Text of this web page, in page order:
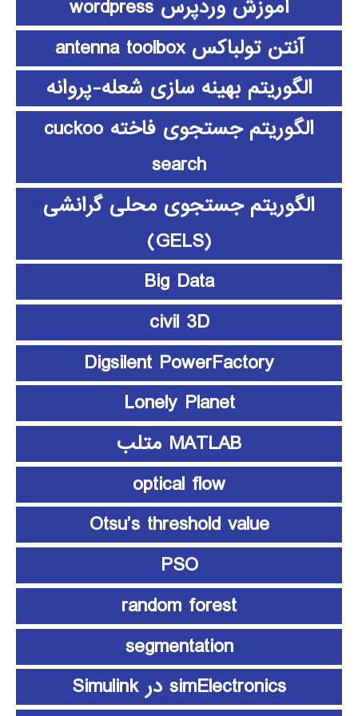
آموزش وردپرس wordpress
آنتن تولباکس antenna toolbox
الگوریتم بهینه سازی شعله-پروانه
الگوریتم جستجوی فاخته cuckoo
search
الگوریتم جستجوی محلی گرانشی
(GELS)
Big Data
civil 3D
Digsilent PowerFactory
Lonely Planet
MATLAB متلب
optical flow
Otsu’s threshold value
PSO
random forest
segmentation
simElectronics در Simulink